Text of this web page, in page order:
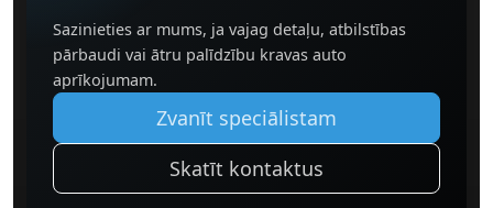
Sazinieties ar mums, ja vajag detaļu, atbilstības
pārbaudi vai ātru palīdzību kravas auto
aprīkojumam.
Zvanīt speciālistam
Skatīt kontaktus